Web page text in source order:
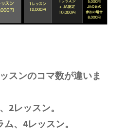
スンのコマ数が違いま
2レッスン。
、4レッスン。